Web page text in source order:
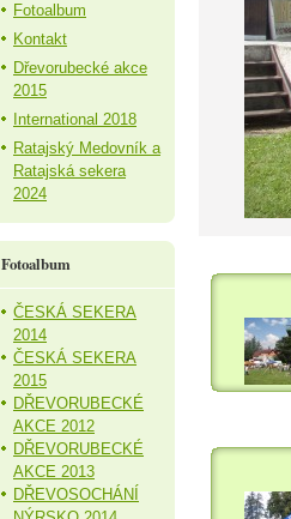
Fotoalbum
Kontakt
Dřevorubecké akce
2015
International 2018
Ratajský Medovník a
Ratajská sekera
2024
Fotoalbum
ČESKÁ SEKERA
2014
ČESKÁ SEKERA
2015
DŘEVORUBECKÉ
AKCE 2012
DŘEVORUBECKÉ
AKCE 2013
DŘEVOSOCHÁNÍ